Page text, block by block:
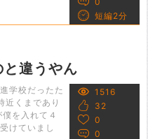
短編2分
と違うやん
学校だったた
近くまであり
を入れて４
けていまし
1516
32
0
0